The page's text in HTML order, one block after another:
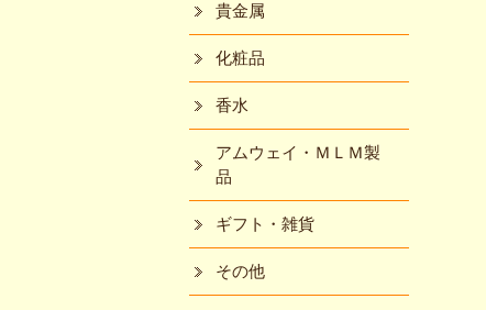
貴金属
化粧品
香水
アムウェイ・ＭＬＭ製
品
ギフト・雑貨
その他